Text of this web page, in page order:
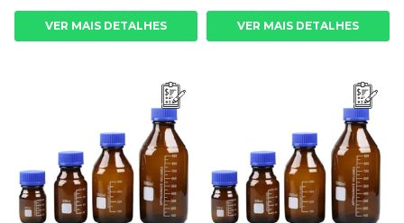
VER MAIS DETALHES VER MAIS DETALHES